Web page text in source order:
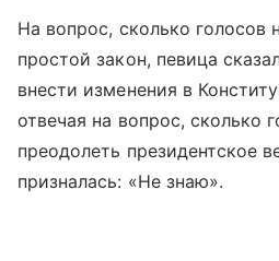
На вопрос, сколько голосов
простой закон, певица
внести изменения в
отвечая на вопрос, сколько
преодолеть президентское
призналась: «Не знаю».